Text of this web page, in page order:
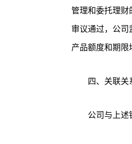
管理和委托理财
审议通过，公司
产品额度和期限
四、关联关
公司与上述